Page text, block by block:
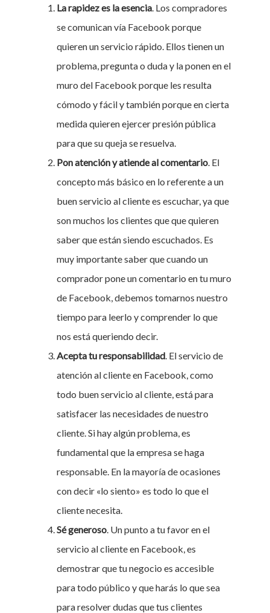
La rapidez es la esencia. Los compradores
se comunican vía Facebook porque
quieren un servicio rápido. Ellos tienen un
problema, pregunta o duda y la ponen en el
muro del Facebook porque les resulta
cómodo y fácil y también porque en cierta
medida quieren ejercer presión pública
para que su queja se resuelva.
Pon atención y atiende al comentario. El
concepto más básico en lo referente a un
buen servicio al cliente es escuchar, ya que
son muchos los clientes que que quieren
saber que están siendo escuchados. Es
muy importante saber que cuando un
comprador pone un comentario en tu muro
de Facebook, debemos tomarnos nuestro
tiempo para leerlo y comprender lo que
nos está queriendo decir.
Acepta tu responsabilidad. El servicio de
atención al cliente en Facebook, como
todo buen servicio al cliente, está para
satisfacer las necesidades de nuestro
cliente. Si hay algún problema, es
fundamental que la empresa se haga
responsable. En la mayoría de ocasiones
con decir «lo siento» es todo lo que el
cliente necesita.
Sé generoso. Un punto a tu favor en el
servicio al cliente en Facebook, es
demostrar que tu negocio es accesible
para todo público y que harás lo que sea
para resolver dudas que tus clientes